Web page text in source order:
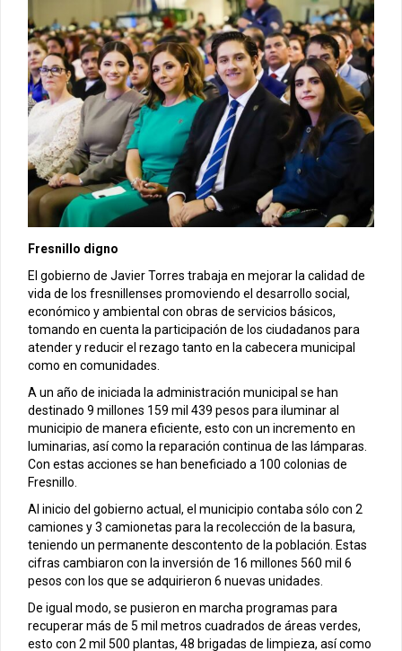
Fresnillo digno
El gobierno de Javier Torres trabaja en mejorar la calidad de
vida de los fresnillenses promoviendo el desarrollo social,
económico y ambiental con obras de servicios básicos,
tomando en cuenta la participación de los ciudadanos para
atender y reducir el rezago tanto en la cabecera municipal
como en comunidades.
A un año de iniciada la administración municipal se han
destinado 9 millones 159 mil 439 pesos para iluminar al
municipio de manera eficiente, esto con un incremento en
luminarias, así como la reparación continua de las lámparas.
Con estas acciones se han beneficiado a 100 colonias de
Fresnillo.
Al inicio del gobierno actual, el municipio contaba sólo con 2
camiones y 3 camionetas para la recolección de la basura,
teniendo un permanente descontento de la población. Estas
cifras cambiaron con la inversión de 16 millones 560 mil 6
pesos con los que se adquirieron 6 nuevas unidades.
De igual modo, se pusieron en marcha programas para
recuperar más de 5 mil metros cuadrados de áreas verdes,
esto con 2 mil 500 plantas, 48 brigadas de limpieza, así como